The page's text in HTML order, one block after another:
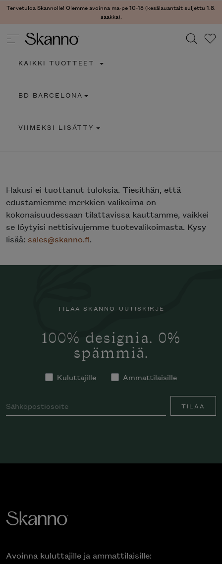
Tervetuloa Skannolle! Olemme avoinna ma-pe 10-18 (kesälauantait suljettu 1.8.
saakka).
Type 2 or more characters for results.
KAIKKI TUOTTEET
BD BARCELONA
VIIMEKSI LISÄTTY
Hakusi ei tuottanut tuloksia. Tiesithän, että
edustamiemme merkkien valikoima on
kokonaisuudessaan tilattavissa kauttamme, vaikkei
se löytyisi nettisivujemme tuotevalikoimasta. Kysy
lisää: sales@skanno.fi.
TILAA SKANNO-UUTISKIRJE
100% designia. 0%
spämmiä.
Kuluttajille Ammattilaisille
TILAA
Avoinna kuluttajille ja ammattilaisille: